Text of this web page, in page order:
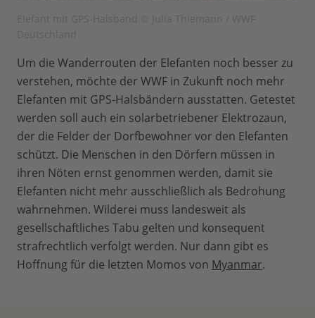
Um die Wanderrouten der Elefanten noch besser zu
verstehen, möchte der WWF in Zukunft noch mehr
Elefanten mit GPS-Halsbändern ausstatten. Getestet
werden soll auch ein solarbetriebener Elektrozaun,
der die Felder der Dorfbewohner vor den Elefanten
schützt. Die Menschen in den Dörfern müssen in
ihren Nöten ernst genommen werden, damit sie
Elefanten nicht mehr ausschließlich als Bedrohung
wahrnehmen. Wilderei muss landesweit als
gesellschaftliches Tabu gelten und konsequent
strafrechtlich verfolgt werden. Nur dann gibt es
Hoffnung für die letzten Momos von Myanmar.